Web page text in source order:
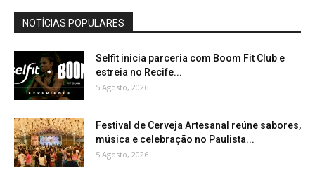
NOTÍCIAS POPULARES
Selfit inicia parceria com Boom Fit Club e
estreia no Recife...
5 Agosto, 2026
Festival de Cerveja Artesanal reúne sabores,
música e celebração no Paulista...
5 Agosto, 2026